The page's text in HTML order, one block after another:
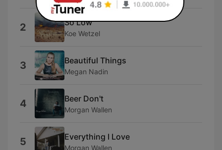
2 So Low
Koe Wetzel
3 Beautiful Things
Megan Nadin
4 Beer Don't
Morgan Wallen
5 Everything I Love
Morgan Wallen